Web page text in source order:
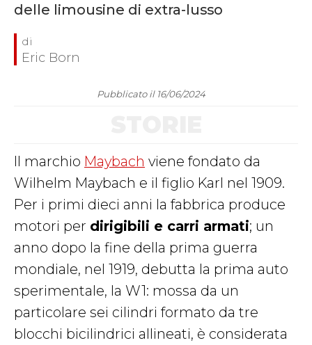
delle limousine di extra-lusso
Eric Born
Pubblicato il 16/06/2024
Il marchio Maybach viene fondato da
Wilhelm Maybach e il figlio Karl nel 1909.
Per i primi dieci anni la fabbrica produce
motori per dirigibili e carri armati; un
anno dopo la fine della prima guerra
mondiale, nel 1919, debutta la prima auto
sperimentale, la W1: mossa da un
particolare sei cilindri formato da tre
blocchi bicilindrici allineati, è considerata